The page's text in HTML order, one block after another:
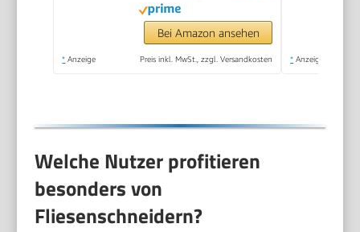
Präzisionslaser
Manuelle
Fliesenschneider-
Bei Amazon ansehen
* Anzeige Preis inkl. MwSt., zzgl. Versandkosten * Anzeige
Welche Nutzer profitieren
besonders von
Fliesenschneidern?